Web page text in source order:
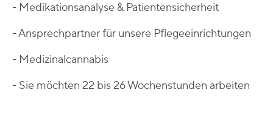
- Medikationsanalyse & Patientensicherheit
- Ansprechpartner für unsere Pflegeeinrichtungen
- Medizinalcannabis
- Sie möchten 22 bis 26 Wochenstunden arbeiten